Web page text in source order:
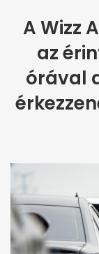
A Wizz
az
órával